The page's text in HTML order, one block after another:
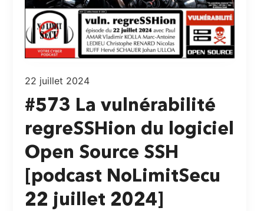
22 juillet 2024
#573 La vulnérabilité
regreSSHion du logiciel
Open Source SSH
[podcast NoLimitSecu
22 juillet 2024]